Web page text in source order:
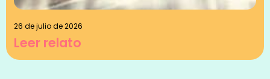
26 de julio de 2026
Leer relato